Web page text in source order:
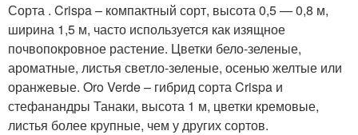
Сорта . Crispa – компактный сорт, высота 0,5 — 0,8 м,
ширина 1,5 м, часто используется как изящное
почвопокровное растение. Цветки бело-зеленые,
ароматные, листья светло-зеленые, осенью желтые или
оранжевые. Oro Verde – гибрид сорта Crispa и
стефанандры Танаки, высота 1 м, цветки кремовые,
листья более крупные, чем у других сортов.